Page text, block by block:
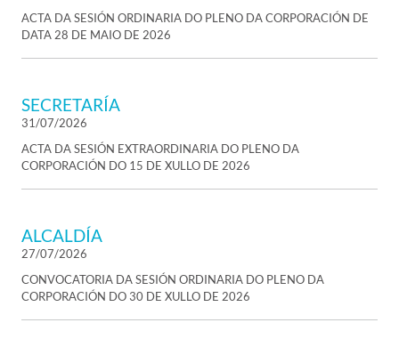
ACTA DA SESIÓN ORDINARIA DO PLENO DA CORPORACIÓN DE
DATA 28 DE MAIO DE 2026
SECRETARÍA
31/07/2026
ACTA DA SESIÓN EXTRAORDINARIA DO PLENO DA
CORPORACIÓN DO 15 DE XULLO DE 2026
ALCALDÍA
27/07/2026
CONVOCATORIA DA SESIÓN ORDINARIA DO PLENO DA
CORPORACIÓN DO 30 DE XULLO DE 2026